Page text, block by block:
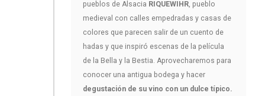
pueblos de Alsacia RIQUEWIHR , pueblo
medieval con calles empedradas y casas de
colores que parecen salir de un cuento de
hadas y que inspiró escenas de la película
de la Bella y la Bestia. Aprovecharemos para
conocer una antigua bodega y hacer
degustación de su vino con un dulce típico.